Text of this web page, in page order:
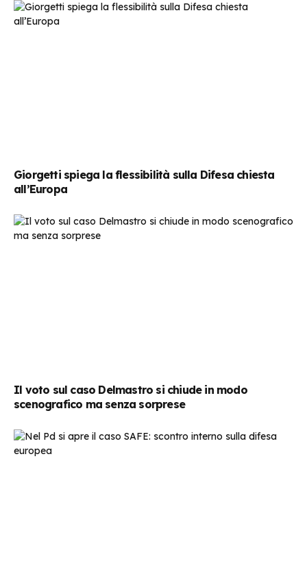
Giorgetti spiega la flessibilità sulla Difesa chiesta
all’Europa
Il voto sul caso Delmastro si chiude in modo
scenografico ma senza sorprese